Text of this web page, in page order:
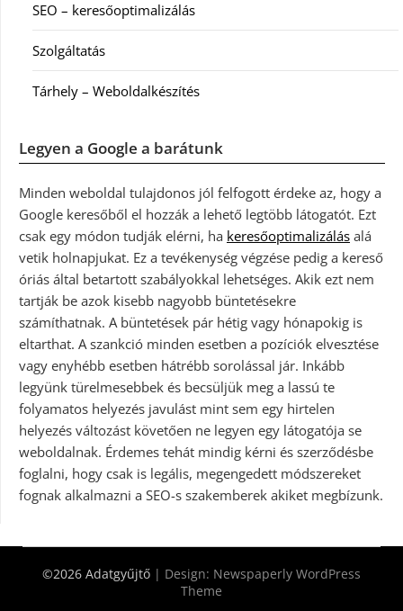
SEO – keresőoptimalizálás
Szolgáltatás
Tárhely – Weboldalkészítés
Legyen a Google a barátunk
Minden weboldal tulajdonos jól felfogott érdeke az, hogy a
Google keresőből el hozzák a lehető legtöbb látogatót. Ezt
csak egy módon tudják elérni, ha keresőoptimalizálás alá
vetik holnapjukat. Ez a tevékenység végzése pedig a kereső
óriás által betartott szabályokkal lehetséges. Akik ezt nem
tartják be azok kisebb nagyobb büntetésekre
számíthatnak. A büntetések pár hétig vagy hónapokig is
eltarthat. A szankció minden esetben a pozíciók elvesztése
vagy enyhébb esetben hátrébb sorolással jár. Inkább
legyünk türelmesebbek és becsüljük meg a lassú te
folyamatos helyezés javulást mint sem egy hirtelen
helyezés változást követően ne legyen egy látogatója se
weboldalnak. Érdemes tehát mindig kérni és szerződésbe
foglalni, hogy csak is legális, megengedett módszereket
fognak alkalmazni a SEO-s szakemberek akiket megbízunk.
©2026 Adatgyűjtő | Design: Newspaperly WordPress
Theme